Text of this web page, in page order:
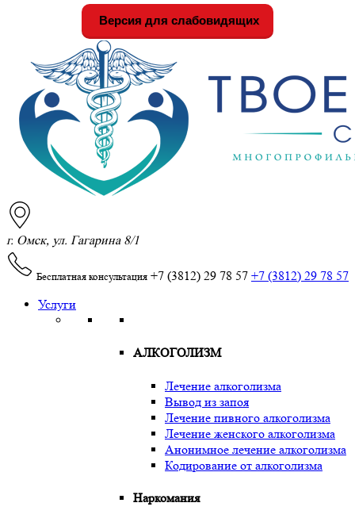
Версия для слабовидящих
г. Омск, ул. Гагарина 8/1
Бесплатная консультация +7 (3812) 29 78 57 +7 (3812) 29 78 57
Услуги
АЛКОГОЛИЗМ
Лечение алкоголизма
Вывод из запоя
Лечение пивного алкоголизма
Лечение женского алкоголизма
Анонимное лечение алкоголизма
Кодирование от алкоголизма
Наркомания